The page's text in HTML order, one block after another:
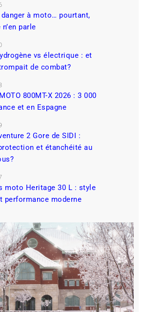
danger à moto… pourtant,
parle
vs électrique : et
de combat?
800MT-X 2026 : 3 000
et en Espagne
2 Gore de SIDI :
et étanchéité au
moto Heritage 30 L : style
performance moderne